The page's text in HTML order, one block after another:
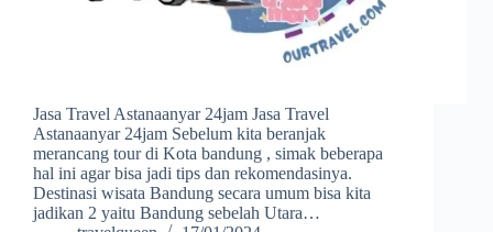
Jasa Travel Astanaanyar 24jam Jasa Travel
Astanaanyar 24jam Sebelum kita beranjak
merancang tour di Kota bandung , simak beberapa
hal ini agar bisa jadi tips dan rekomendasinya.
Destinasi wisata Bandung secara umum bisa kita
jadikan 2 yaitu Bandung sebelah Utara…